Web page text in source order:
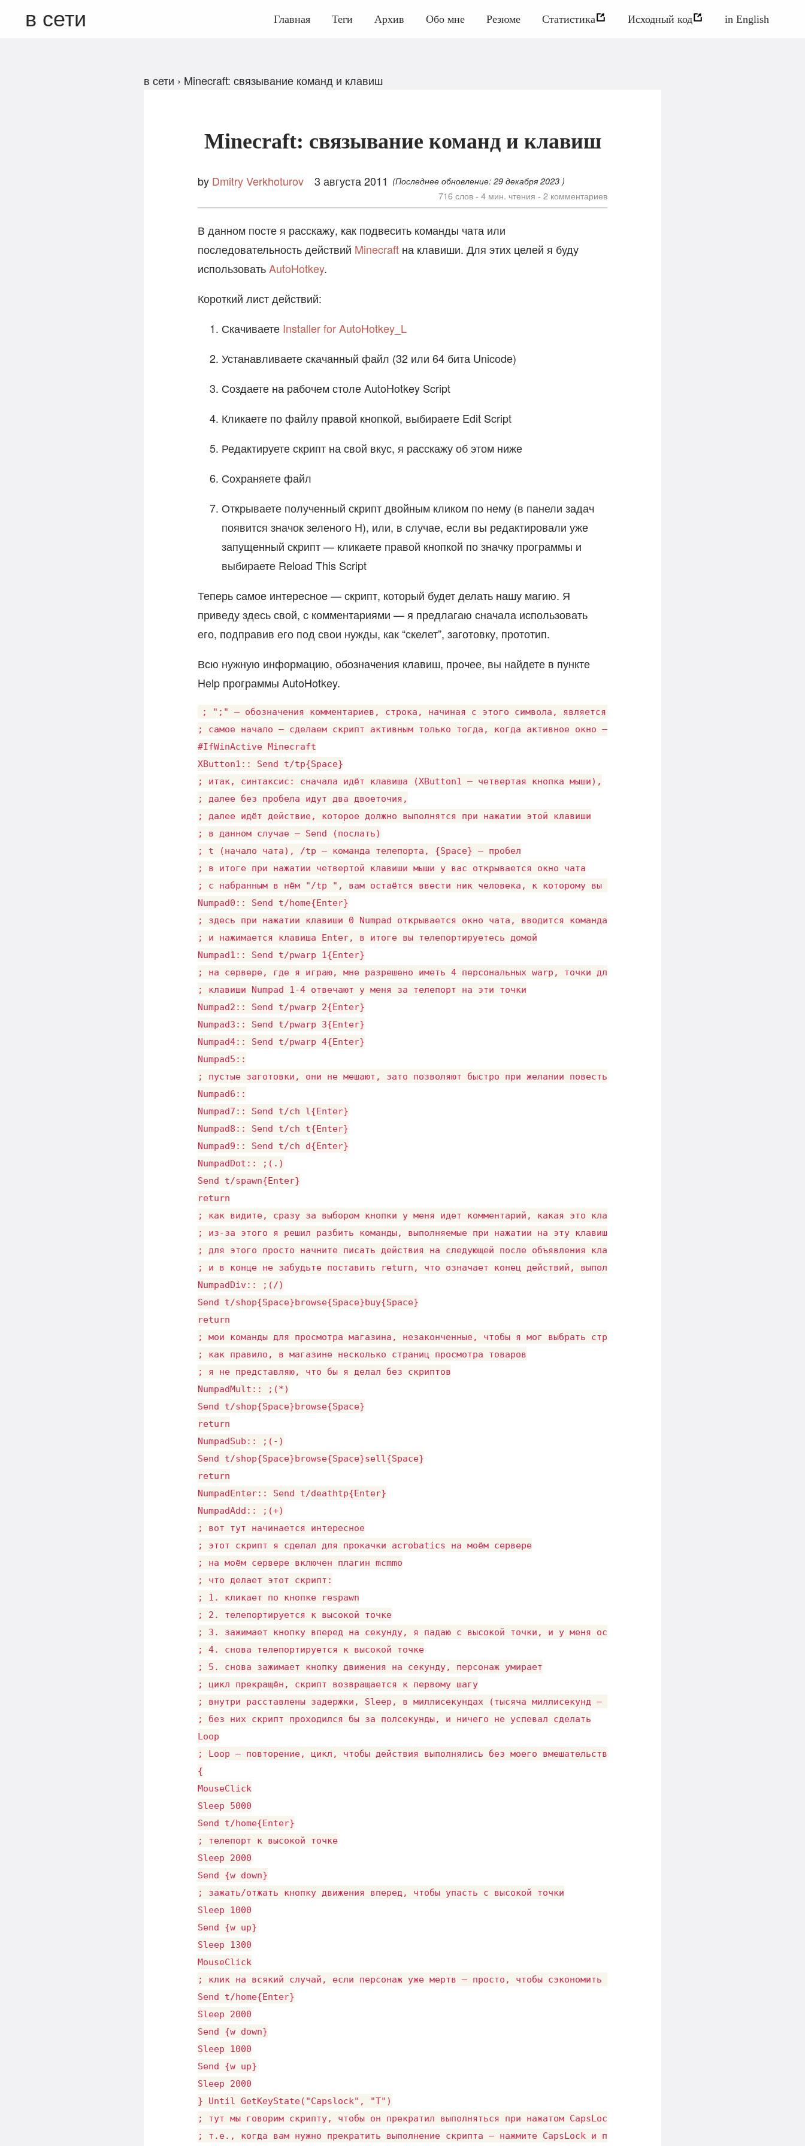
в сети Главная Теги Архив Обо мне Резюме Статистика Исходный код in English
в сети › Minecraft: связывание команд и клавиш
Minecraft: связывание команд и клавиш
by Dmitry Verkhoturov 3 августа 2011 (Последнее обновление:29 декабря 2023 )
716 слов - 4 мин. чтения - 2 комментариев
В данном посте я расскажу, как подвесить команды чата или
последовательность действий Minecraft на клавиши. Для этих целей я буду
использоватьAutoHotkey.
Короткий лист действий:
Скачиваете Installer for AutoHotkey_L
Устанавливаете скачанный файл (32 или 64 бита Unicode)
Создаете на рабочем столе AutoHotkey Script
Кликаете по файлу правой кнопкой, выбираете Edit Script
Редактируете скрипт на свой вкус, я расскажу об этом ниже
Сохраняете файл
Открываете полученный скрипт двойным кликом по нему (в панели задач
появится значок зеленого H), или, в случае, если вы редактировали уже
запущенный скрипт — кликаете правой кнопкой по значку программы и
выбираете Reload This Script
Теперь самое интересное — скрипт, который будет делать нашу магию. Я
приведу здесь свой, с комментариями — я предлагаю сначала использовать
его, подправив его под свои нужды, как “скелет”, заготовку, прототип.
Всю нужную информацию, обозначения клавиш, прочее, вы найдете в пункте
Help программы AutoHotkey.
; ";" — обозначения комментариев, строка, начиная с этого символа, является комментарием.
; самое начало — сделаем скрипт активным только тогда, когда активное окно — Minecraft
#IfWinActive Minecraft
XButton1:: Send t/tp{Space}
; итак, синтаксис: сначала идёт клавиша (XButton1 — четвертая кнопка мыши),
; далее без пробела идут два двоеточия,
; далее идёт действие, которое должно выполнятся при нажатии этой клавиши
; в данном случае — Send (послать)
; t (начало чата), /tp — команда телепорта, {Space} — пробел
; в итоге при нажатии четвертой клавиши мыши у вас открывается окно чата
; с набранным в нём "/tp ", вам остаётся ввести ник человека, к которому вы хотите телепортироваться, и нажать
Numpad0:: Send t/home{Enter}
; здесь при нажатии клавиши 0 Numpad открывается окно чата, вводится команда "/home",
; и нажимается клавиша Enter, в итоге вы телепортируетесь домой
Numpad1:: Send t/pwarp 1{Enter}
; на сервере, где я играю, мне разрешено иметь 4 персональных warp, точки для быстрого телепорта
; клавиши Numpad 1-4 отвечают у меня за телепорт на эти точки
Numpad2:: Send t/pwarp 2{Enter}
Numpad3:: Send t/pwarp 3{Enter}
Numpad4:: Send t/pwarp 4{Enter}
Numpad5::
; пустые заготовки, они не мешают, зато позволяют быстро при желании повесть что-либо на эти кнопки
Numpad6::
Numpad7:: Send t/ch l{Enter}
Numpad8:: Send t/ch t{Enter}
Numpad9:: Send t/ch d{Enter}
NumpadDot:: ;(.)
Send t/spawn{Enter}
return
; как видите, сразу за выбором кнопки у меня идет комментарий, какая это клавиша на клавиатуре
; из-за этого я решил разбить команды, выполняемые при нажатии на эту клавишу на несколько строк
; для этого просто начните писать действия на следующей после объявления клавиши строке
; и в конце не забудьте поставить return, что означает конец действий, выполняемых при нажатии на эту клавишу
NumpadDiv:: ;(/)
Send t/shop{Space}browse{Space}buy{Space}
return
; мои команды для просмотра магазина, незаконченные, чтобы я мог выбрать страницу для просмотра
; как правило, в магазине несколько страниц просмотра товаров
; я не представляю, что бы я делал без скриптов
NumpadMult:: ;(*)
Send t/shop{Space}browse{Space}
return
NumpadSub:: ;(-)
Send t/shop{Space}browse{Space}sell{Space}
return
NumpadEnter:: Send t/deathtp{Enter}
NumpadAdd:: ;(+)
; вот тут начинается интересное
; этот скрипт я сделал для прокачки acrobatics на моём сервере
; на моём сервере включен плагин mcmmo
; что делает этот скрипт:
; 1. кликает по кнопке respawn
; 2. телепортируется к высокой точке
; 3. зажимает кнопку вперед на секунду, я падаю с высокой точки, и у меня остаётся минимальное количество жизни
; 4. снова телепортируется к высокой точке
; 5. снова зажимает кнопку движения на секунду, персонаж умирает
; цикл прекращён, скрипт возвращается к первому шагу
; внутри расставлены задержки, Sleep, в миллисекундах (тысяча миллисекунд — одна секунда)
; без них скрипт проходился бы за полсекунды, и ничего не успевал сделать
Loop
; Loop — повторение, цикл, чтобы действия выполнялись без моего вмешательства — включил и забыл
{
MouseClick
Sleep 5000
Send t/home{Enter}
; телепорт к высокой точке
Sleep 2000
Send {w down}
; зажать/отжать кнопку движения вперед, чтобы упасть с высокой точки
Sleep 1000
Send {w up}
Sleep 1300
MouseClick
; клик на всякий случай, если персонаж уже мертв — просто, чтобы сэкономить время
Send t/home{Enter}
Sleep 2000
Send {w down}
Sleep 1000
Send {w up}
Sleep 2000
} Until GetKeyState("Capslock", "T")
; тут мы говорим скрипту, чтобы он прекратил выполняться при нажатом CapsLock
; т.е., когда вам нужно прекратить выполнение скрипта — нажмите CapsLock и подождите, пока он дойдет до конца